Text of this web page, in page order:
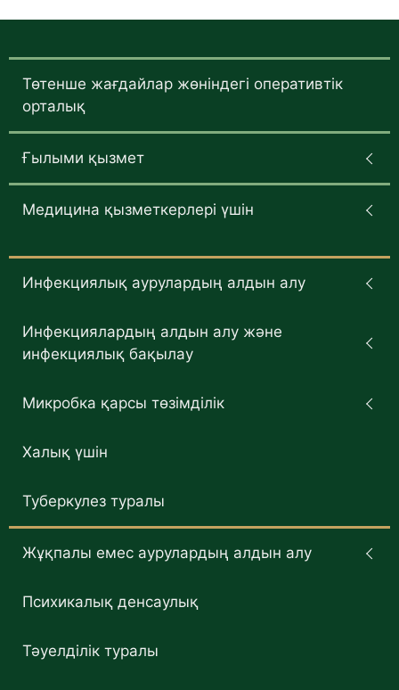
Төтенше жағдайлар жөніндегі оперативтік
орталық
Ғылыми қызмет
Медицина қызметкерлері үшін
Инфекциялық аурулардың алдын алу
Инфекциялардың алдын алу және
инфекциялық бақылау
Микробка қарсы төзімділік
Халық үшін
Туберкулез туралы
Жұқпалы емес аурулардың алдын алу
Психикалық денсаулық
Тәуелділік туралы